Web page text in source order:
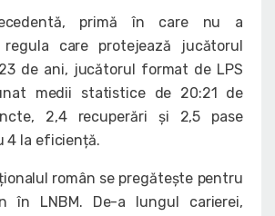
primă în care nu a
care protejează jucătorul
de ani, jucătorul format de LPS
medii statistice de 20:21 de
2,4 recuperări și 2,5 pase
4 la eficiență.
român se pregătește pentru
în LNBM. De-a lungul carierei,